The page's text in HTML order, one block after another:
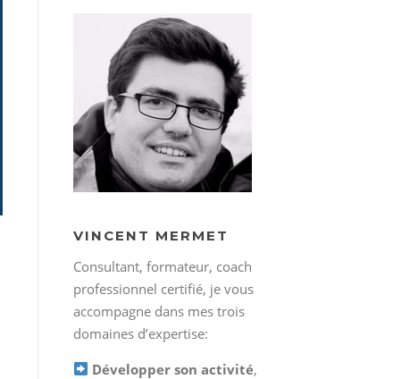
VINCENT MERMET
Consultant, formateur, coach
professionnel certifié, je vous
accompagne dans mes trois
domaines d’expertise:
Développer son activité,